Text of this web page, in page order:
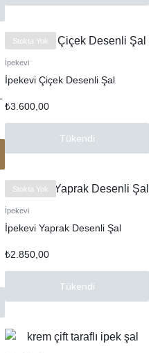
Stokta Yok
İpekevi
İpekevi Çiçek Desenli Şal
₺3.600,00
Tükendi
Stokta Yok
İpekevi
İpekevi Yaprak Desenli Şal
₺2.850,00
Tükendi